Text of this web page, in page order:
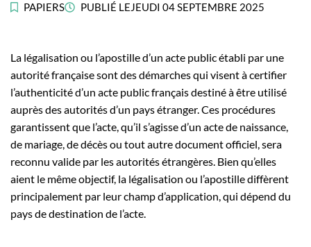
PAPIERS PUBLIÉ LEJEUDI 04 SEPTEMBRE 2025
La légalisation ou l’apostille d’un acte public établi par une
autorité française sont des démarches qui visent à certifier
l’authenticité d’un acte public français destiné à être utilisé
auprès des autorités d’un pays étranger. Ces procédures
garantissent que l’acte, qu’il s’agisse d’un acte de naissance,
de mariage, de décès ou tout autre document officiel, sera
reconnu valide par les autorités étrangères. Bien qu’elles
aient le même objectif, la légalisation ou l’apostille diffèrent
principalement par leur champ d’application, qui dépend du
pays de destination de l’acte.